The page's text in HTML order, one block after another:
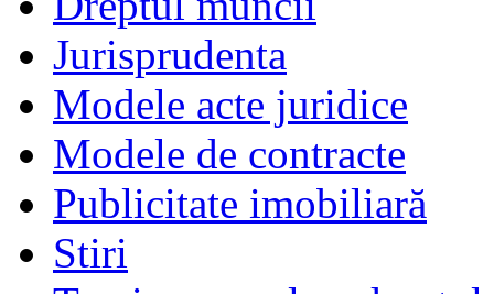
Jurisprudenta
Modele acte juridice
Modele de contracte
Publicitate imobiliară
Stiri